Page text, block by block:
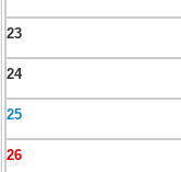
23
24
25
26